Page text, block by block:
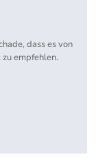
dass es von
empfehlen.